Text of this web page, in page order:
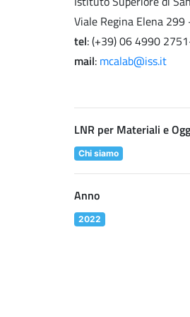
Viale Regina Elena
tel: (+39) 06 4990
mail: mcalab@iss.it
LNR per Materiali e
Chi siamo
Anno
2022